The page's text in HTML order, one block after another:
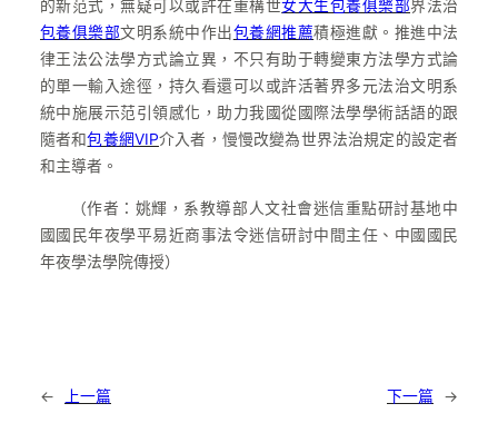
的新范式，無疑可以或許在重構世女大生包養俱樂部界法治
包養俱樂部文明系統中作出包養網推薦積極進獻。推進中法
律王法公法學方式論立異，不只有助于轉變東方法學方式論
的單一輸入途徑，持久看還可以或許活著界多元法治文明系
統中施展示范引領感化，助力我國從國際法學學術話語的跟
隨者和包養網VIP介入者，慢慢改變為世界法治規定的設定者
和主導者。
（作者：姚輝，系教導部人文社會迷信重點研討基地中
國國民年夜學平易近商事法令迷信研討中間主任、中國國民
年夜學法學院傳授）
← 上一篇 下一篇 →